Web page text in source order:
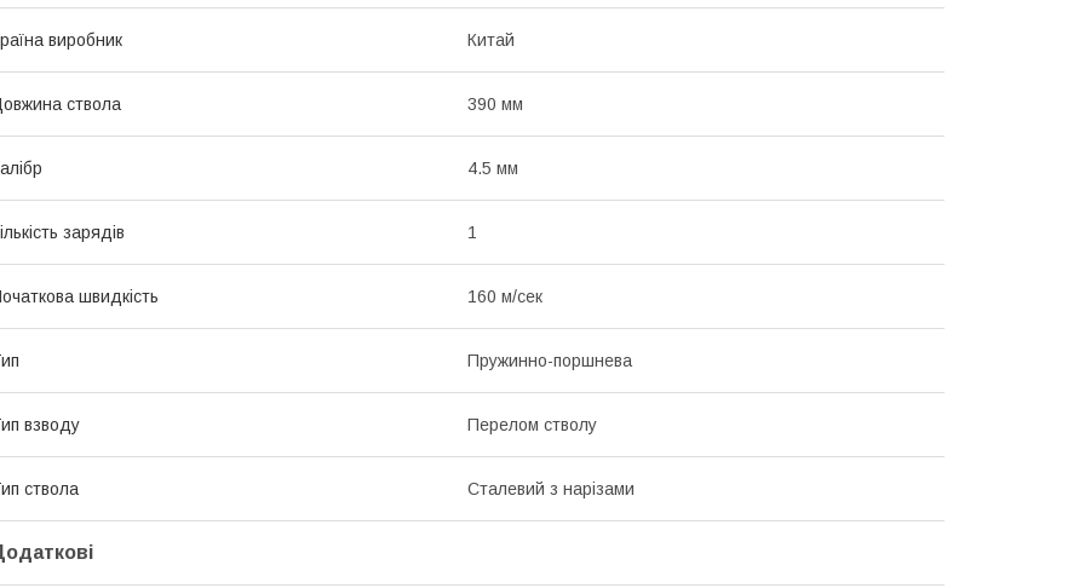
виробник Китай
ствола 390 мм
4.5 мм
зарядів 1
швидкість 160 м/сек
Пружинно-поршнева
взводу Перелом стволу
ствола Сталевий з нарізами